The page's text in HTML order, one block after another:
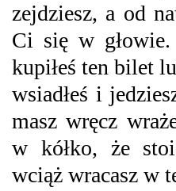
zejdziesz, a od
Ci się w głowie.
kupiłeś ten bilet
wsiadłeś i
masz wręcz
w kółko, że
wciąż wracasz w